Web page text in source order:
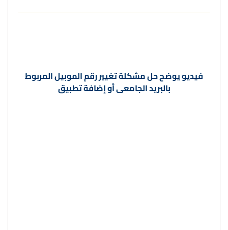
فيديو يوضححل مشكلة تغيير رقم الموبيل المربوط
بالبريد الجامعى أو إضافة تطبيق